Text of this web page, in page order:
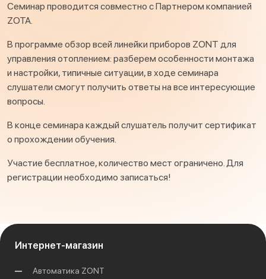
Семинар проводится совместно с Партнером компанией
ZOTA.
В программе обзор всей линейки приборов ZONT для
управления отоплением: разберем особенности монтажа
и настройки, типичные ситуации, в ходе семинара
слушатели смогут получить ответы на все интересующие
вопросы.
В конце семинара каждый слушатель получит сертификат
о прохождении обучения.
Участие бесплатное, количество мест ограничено. Для
регистрации необходимо записаться!
Интернет-магазин
Автоматика ZONT